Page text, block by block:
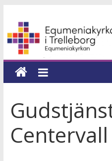
innehåll
församling
i
kyrka
Centervall